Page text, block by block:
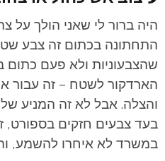
היה ברור לי שאני הולך על
התחתונה בכתום זה צבע
שהצבעוניות ולא פעם כתום
הארדקור לשטח – זה עבור
והצלה. אבל לא זה המניע
בעד צבעים חזקים
במשרד לא איחרו להשמע, והן